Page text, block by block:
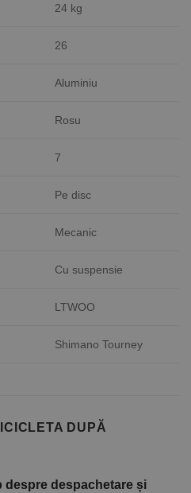
24 kg
26
Aluminiu
Rosu
7
Pe disc
Mecanic
Cu suspensie
LTWOO
Shimano Tourney
DUPĂ
despre despachetare și